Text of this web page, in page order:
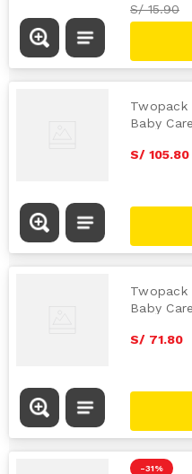
S/15.90
Twopack
Baby
S/ 105.80
Twopack
Baby
S/ 71.80
-31 %